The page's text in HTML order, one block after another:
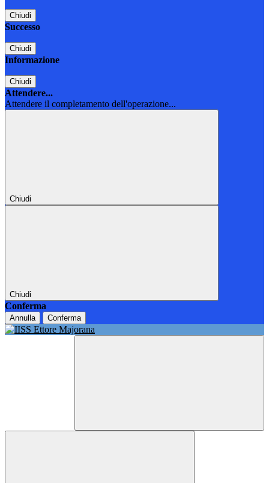
Chiudi
Successo
Chiudi
Informazione
Chiudi
Attendere...
Attendere il completamento dell'operazione...
Chiudi
Chiudi
Conferma
Annulla Conferma